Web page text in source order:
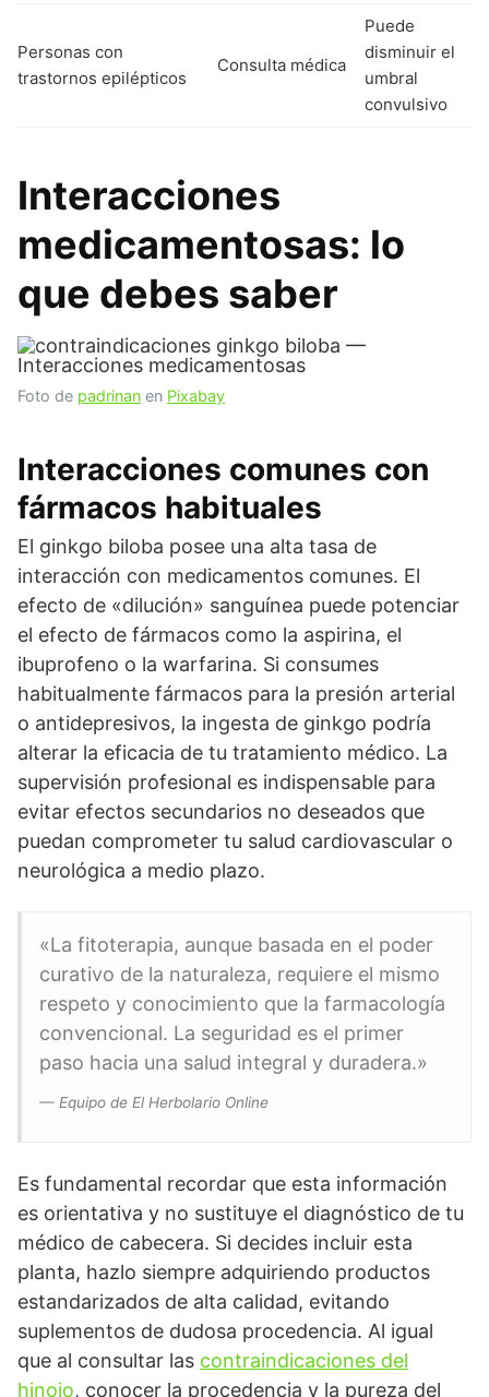
Personas con
trastornos epilépticos
Consulta médica
Puede
disminuir el
umbral
convulsivo
Interacciones
medicamentosas: lo
que debes saber
Foto de padrinan en Pixabay
Interacciones comunes con
fármacos habituales
El ginkgo biloba posee una alta tasa de
interacción con medicamentos comunes. El
efecto de «dilución» sanguínea puede potenciar
el efecto de fármacos como la aspirina, el
ibuprofeno o la warfarina. Si consumes
habitualmente fármacos para la presión arterial
o antidepresivos, la ingesta de ginkgo podría
alterar la eficacia de tu tratamiento médico. La
supervisión profesional es indispensable para
evitar efectos secundarios no deseados que
puedan comprometer tu salud cardiovascular o
neurológica a medio plazo.
«La fitoterapia, aunque basada en el poder
curativo de la naturaleza, requiere el mismo
respeto y conocimiento que la farmacología
convencional. La seguridad es el primer
paso hacia una salud integral y duradera.»
— Equipo de El Herbolario Online
Es fundamental recordar que esta información
es orientativa y no sustituye el diagnóstico de tu
médico de cabecera. Si decides incluir esta
planta, hazlo siempre adquiriendo productos
estandarizados de alta calidad, evitando
suplementos de dudosa procedencia. Al igual
que al consultar las contraindicaciones del
hinojo, conocer la procedencia y la pureza del